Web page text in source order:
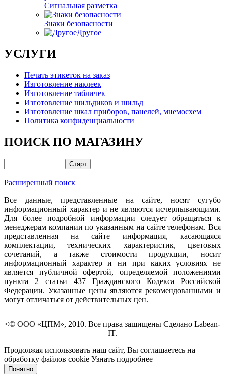
Сигнальная разметка
Знаки безопасности
Другое
УСЛУГИ
Печать этикеток на заказ
Изготовление наклеек
Изготовление табличек
Изготовление шильдиков и шильд
Изготовление шкал приборов, панелей, мнемосхем
Политика конфиденциальности
ПОИСК ПО МАГАЗИНУ
Расширенный поиск
Все данные, представленные на сайте, носят сугубо
информационный характер и не являются исчерпывающими.
Для более подробной информации следует обращаться к
менеджерам компании по указанным на сайте телефонам. Вся
представленная на сайте информация, касающаяся
комплектации, технических характеристик, цветовых
сочетаний, а также стоимости продукции, носит
информационный характер и ни при каких условиях не
является публичной офертой, определяемой положениями
пункта 2 статьи 437 Гражданского Кодекса Российской
Федерации. Указанные цены являются рекомендованными и
могут отличаться от действительных цен.
<© ООО «ЦПМ», 2010. Все права защищены Сделано Labean-
IT.
Продолжая использовать наш сайт, Вы соглашаетесь на
обработку файлов cookie Узнать подробнее
Понятно